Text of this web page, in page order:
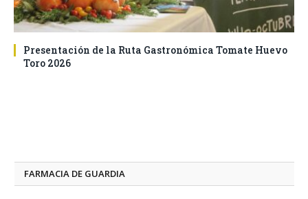
Presentación de la Ruta Gastronómica Tomate Huevo
Toro 2026
FARMACIA DE GUARDIA